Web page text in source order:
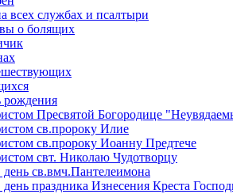
всех службах и псалтыри
о болящих
рождения
Пресвятой Богородице
св.пророку Илие
св.пророку Иоанну Предтече
свт. Николаю Чудотворцу
св.вмч.Пантелеимона
праздника Изнесения Креста